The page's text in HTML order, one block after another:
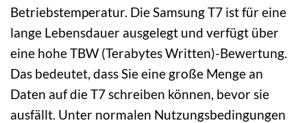
Betriebstemperatur. Die Samsung T7 ist für eine
lange Lebensdauer ausgelegt und verfügt über
eine hohe TBW (Terabytes Written)-Bewertung.
Das bedeutet, dass Sie eine große Menge an
Daten auf die T7 schreiben können, bevor sie
ausfällt. Unter normalen Nutzungsbedingungen